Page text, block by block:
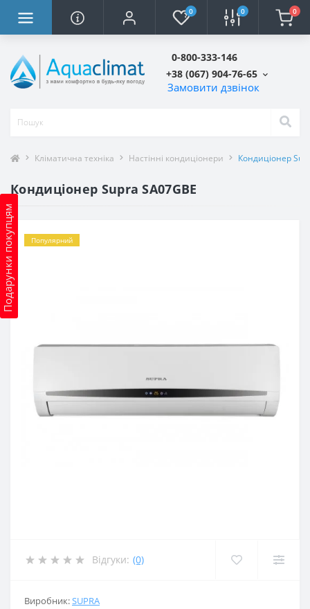
0 0 0
0-800-333-146
+38 (067) 904-76-65
Замовити дзвінок
Подарунки покупцям
Кліматична техніка Настінні кондиціонери Кондиціонер
Кондиціонер Supra SA07GBE
Популярний
Відгуки: (0)
Виробник:SUPRA